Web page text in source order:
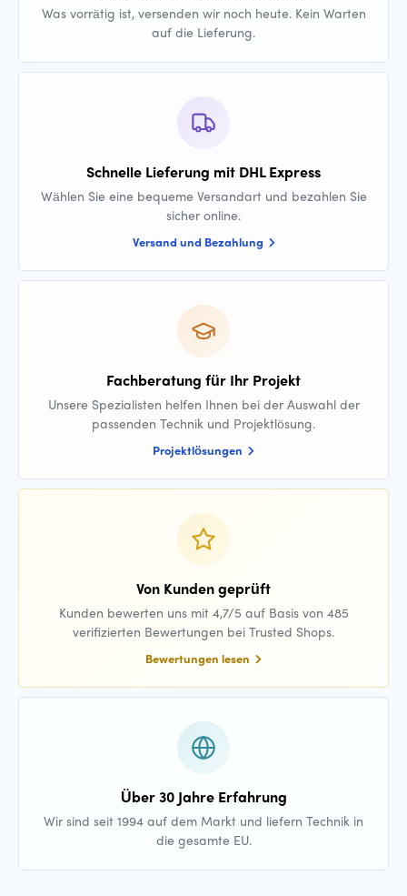
Was vorrätig ist, versenden wir noch heute. Kein Warten
auf die Lieferung.
Schnelle Lieferung mit DHL Express
Wählen Sie eine bequeme Versandart und bezahlen Sie
sicher online.
Versand und Bezahlung
Fachberatung für Ihr Projekt
Unsere Spezialisten helfen Ihnen bei der Auswahl der
passenden Technik und Projektlösung.
Projektlösungen
Von Kunden geprüft
Kunden bewerten uns mit 4,7/5 auf Basis von 485
verifizierten Bewertungen bei Trusted Shops.
Bewertungen lesen
Über 30 Jahre Erfahrung
Wir sind seit 1994 auf dem Markt und liefern Technik in
die gesamte EU.